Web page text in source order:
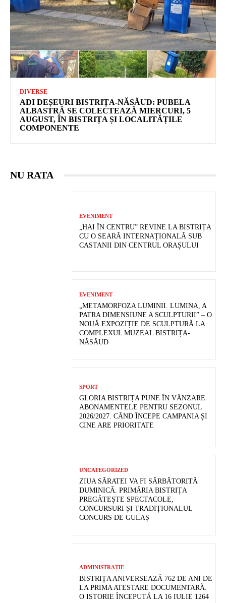
DIVERSE
ADI DEȘEURI BISTRIȚA-NĂSĂUD: PUBELA
ALBASTRĂ SE COLECTEAZĂ MIERCURI, 5
AUGUST, ÎN BISTRIȚA ȘI LOCALITĂȚILE
COMPONENTE
NU RATA
EVENIMENT
„HAI ÎN CENTRU” REVINE LA BISTRIȚA
CU O SEARĂ INTERNAȚIONALĂ SUB
CASTANII DIN CENTRUL ORAȘULUI
EVENIMENT
„METAMORFOZA LUMINII. LUMINA, A
PATRA DIMENSIUNE A SCULPTURII” – O
NOUĂ EXPOZIȚIE DE SCULPTURĂ LA
COMPLEXUL MUZEAL BISTRIȚA-
NĂSĂUD
SPORT
GLORIA BISTRIȚA PUNE ÎN VÂNZARE
ABONAMENTELE PENTRU SEZONUL
2026/2027. CÂND ÎNCEPE CAMPANIA ȘI
CINE ARE PRIORITATE
UNCATEGORIZED
ZIUA SĂRATEI VA FI SĂRBĂTORITĂ
DUMINICĂ. PRIMĂRIA BISTRIȚA
PREGĂTEȘTE SPECTACOLE,
CONCURSURI ȘI TRADIȚIONALUL
CONCURS DE GULAȘ
ADMINISTRAȚIE
BISTRIȚA ANIVERSEAZĂ 762 DE ANI DE
LA PRIMA ATESTARE DOCUMENTARĂ.
O ISTORIE ÎNCEPUTĂ LA 16 IULIE 1264